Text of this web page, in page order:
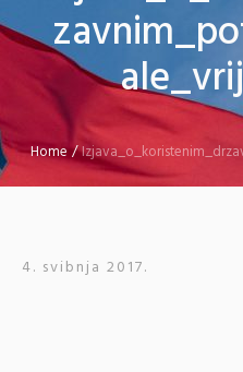
Home /
4. svibnja 2017.